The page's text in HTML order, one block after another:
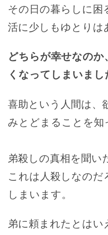
その日の暮らしに困
活に少しもゆとりは
どちらが幸せなの
くなってしまいまし
喜助という人間は、
みとどまることを知
弟殺しの真相を聞い
これは人殺しなの
しまいます。
弟に頼まれたとはい